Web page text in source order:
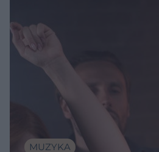
MUZYKA